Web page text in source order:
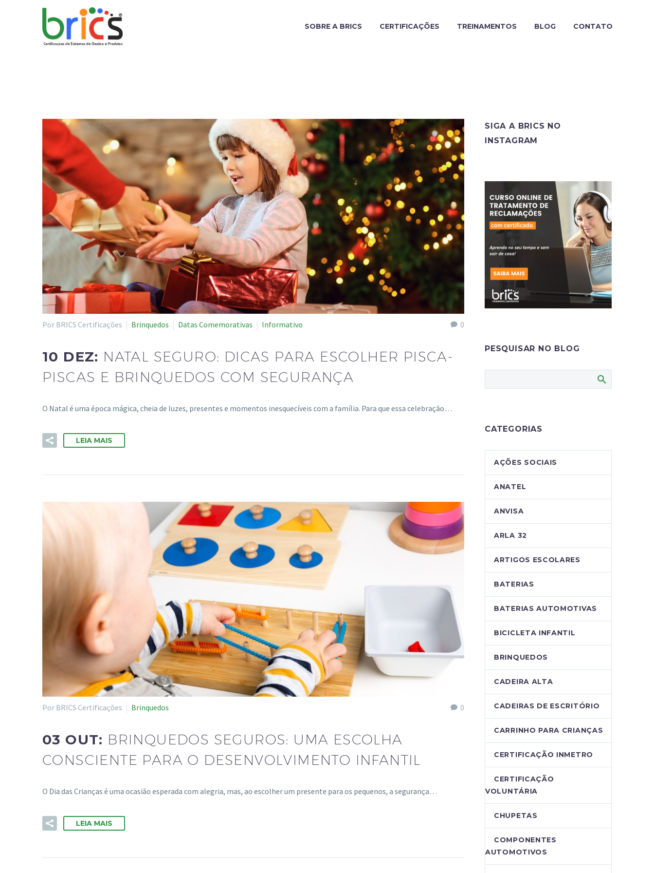
SOBRE A BRICS CERTIFICAÇÕES TREINAMENTOS BLOG CONTATO
0
Por BRICS Certificações Brinquedos Datas Comemorativas Informativo
10 DEZ: NATAL SEGURO: DICAS PARA ESCOLHER PISCA-
PISCAS E BRINQUEDOS COM SEGURANÇA
O Natal é uma época mágica, cheia de luzes, presentes e momentos inesquecíveis com a família. Para que essa celebração…
LEIA MAIS
0
Por BRICS Certificações Brinquedos
03 OUT: BRINQUEDOS SEGUROS: UMA ESCOLHA
CONSCIENTE PARA O DESENVOLVIMENTO INFANTIL
O Dia das Crianças é uma ocasião esperada com alegria, mas, ao escolher um presente para os pequenos, a segurança…
LEIA MAIS
SIGA A BRICS NO
INSTAGRAM
PESQUISAR NO BLOG
CATEGORIAS
AÇÕES SOCIAIS
ANATEL
ANVISA
ARLA 32
ARTIGOS ESCOLARES
BATERIAS
BATERIAS AUTOMOTIVAS
BICICLETA INFANTIL
BRINQUEDOS
CADEIRA ALTA
CADEIRAS DE ESCRITÓRIO
CARRINHO PARA CRIANÇAS
CERTIFICAÇÃO INMETRO
CERTIFICAÇÃO
VOLUNTÁRIA
CHUPETAS
COMPONENTES
AUTOMOTIVOS